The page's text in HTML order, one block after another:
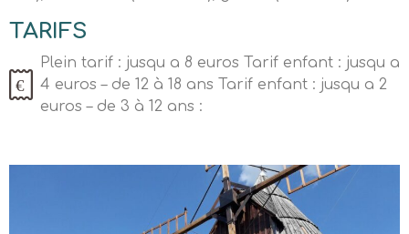
TARIFS
Plein tarif : jusqu a 8 euros Tarif enfant : jusqu a
4 euros – de 12 à 18 ans Tarif enfant : jusqu a 2
euros – de 3 à 12 ans :